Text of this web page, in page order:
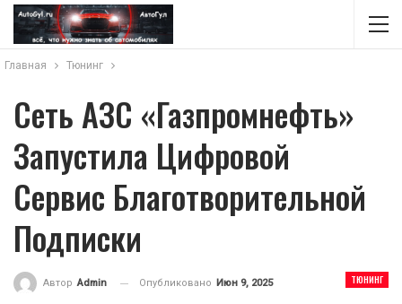
Главная Тюнинг
Сеть АЗС «Газпромнефть»
Запустила Цифровой
Сервис Благотворительной
Подписки
ТЮНИНГ
Автор Admin Опубликовано Июн 9, 2025